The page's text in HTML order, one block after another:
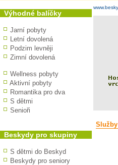
Výhodné balíčky
Jarní pobyty
Letní dovolená
Podzim levněji
Zimní dovolená
Wellness pobyty
Aktivní pobyty
Romantika pro dva
S dětmi
Senioři
Beskydy pro skupiny
S dětmi do Beskyd
Beskydy pro seniory